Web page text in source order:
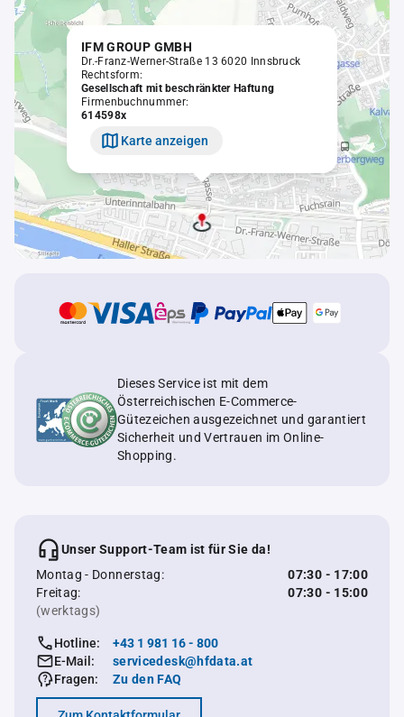
IFM GROUP GMBH
Dr.-Franz-Werner-Straße 13 6020 Innsbruck
Rechtsform:
Gesellschaft mit beschränkter Haftung
Firmenbuchnummer:
614598x
Karte anzeigen
Dieses Service ist mit dem
Österreichischen E-Commerce-
Gütezeichen ausgezeichnet und garantiert
Sicherheit und Vertrauen im Online-
Shopping.
Unser Support-Team ist für Sie da!
Montag - Donnerstag:
07:30 - 17:00
Freitag:
07:30 - 15:00
(werktags)
Hotline:
+43 1 981 16 - 800
E-Mail:
servicedesk@hfdata.at
Fragen:
Zu den FAQ